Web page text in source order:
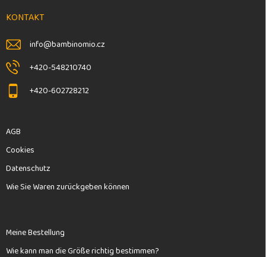
e
KONTAKT
info@bambinomio.cz
+420-548210740
+420-602728212
AGB
Cookies
Datenschutz
Wie Sie Waren zurückgeben können
Meine Bestellung
Wie kann man die Größe richtig bestimmen?